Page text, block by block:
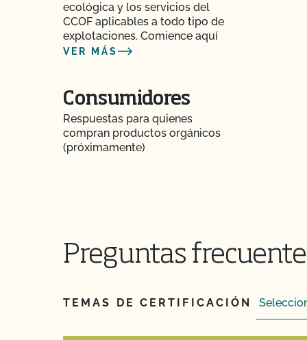
ecológica y los servicios del
CCOF aplicables a todo tipo de
explotaciones. Comience aquí
VER MÁS
Consumidores
Respuestas para quienes
compran productos orgánicos
(próximamente)
Preguntas
TEMAS DE CERTIFICACIÓN
¿Puedo utilizar el sello USDA en mi producto
¿Puedo ver mis aportaciones/materiales en
línea?
¿Pueden certificar mis insumos agrícolas o de
¡CCOF proporciona formación individualizada
¿Ofrece el CCOF un programa de certificación
¿La certificación orgánica de CCOF garantiza
¿Realiza el CCOF pruebas de residuos de